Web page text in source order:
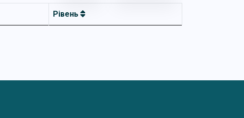
Рівень